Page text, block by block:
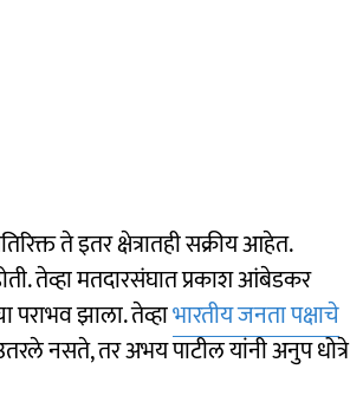
ते इतर क्षेत्रातही सक्रीय आहेत.
तेव्हा मतदारसंघात प्रकाश आंबेडकर
झाला. तेव्हाभारतीय जनता पक्षाचे
नसते, तर अभय पाटील यांनी अनुप धोत्रे